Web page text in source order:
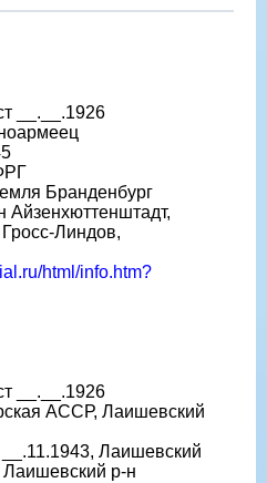
__.__.1926
Бранденбург
Айзенхюттенштадт,
Линдов,
html/info.htm?
__.__.1926
АССР, Лаишевский
Лаишевский
р-н